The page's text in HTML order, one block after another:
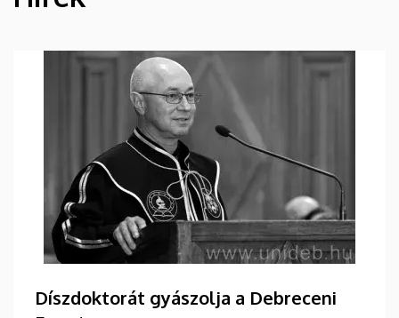
Díszdoktorát gyászolja a Debreceni